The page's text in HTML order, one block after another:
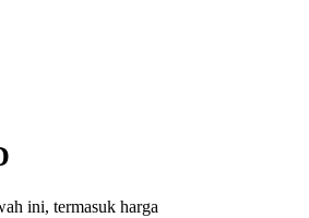
ini, termasuk harga